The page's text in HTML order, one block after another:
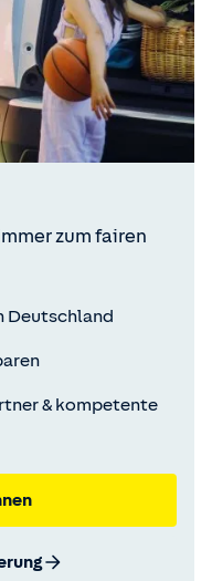
zum fairen
Deutschland
& kompetente